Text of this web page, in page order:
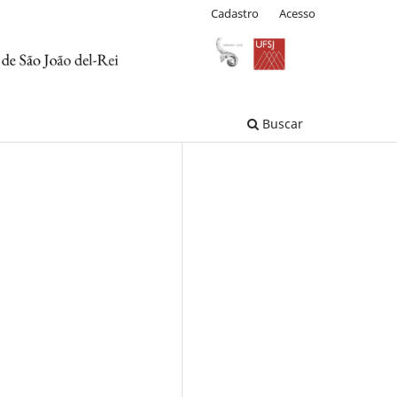
Buscar
Cadastro Acesso